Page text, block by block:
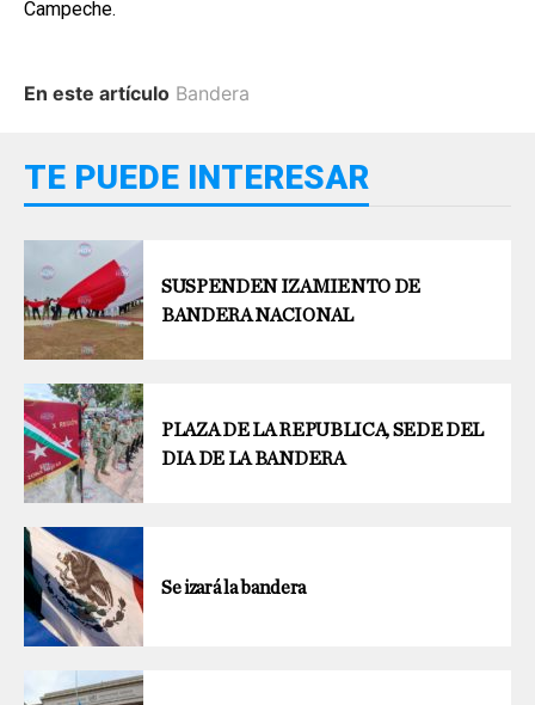
Campeche.
En este artículo Bandera
TE PUEDE INTERESAR
SUSPENDEN IZAMIENTO DE
BANDERA NACIONAL
PLAZA DE LA REPUBLICA, SEDE DEL
DIA DE LA BANDERA
Se izará la bandera